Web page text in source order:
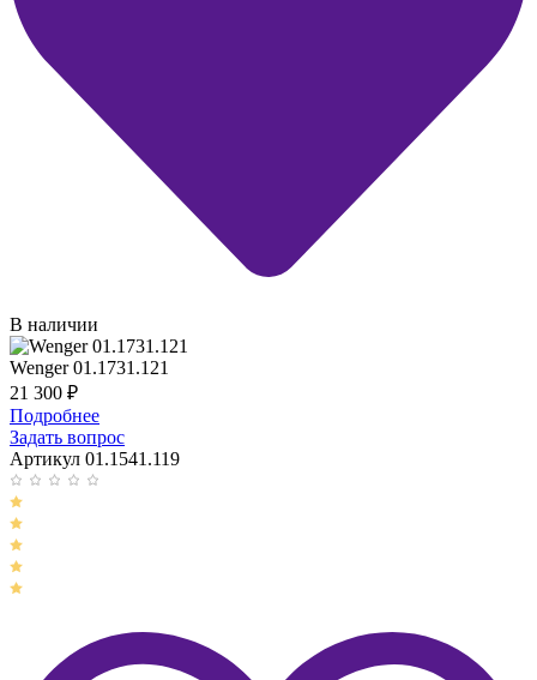
В наличии
Wenger 01.1731.121
21 300 ₽
Подробнее
Задать вопрос
Артикул 01.1541.119